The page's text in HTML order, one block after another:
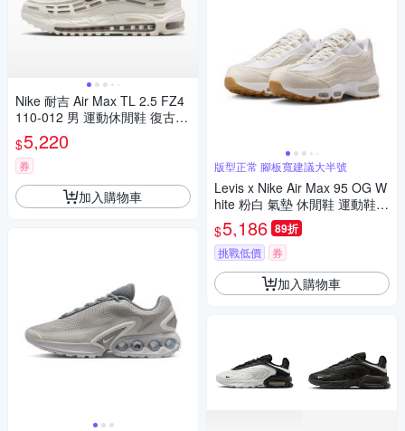
Nike 耐吉 Air Max TL 2.5 FZ4
110-012 男 運動休閒鞋 復古鞋
氣墊 緩震 米白 棕
$5,220
券
加入購物車
版型正常 腳板寬建議大半號
Levis x Nike Air Max 95 OG W
hite 粉白 氣墊 休閒鞋 運動鞋
男鞋 HM4743-100
$5,186 89折
挑戰低價 券
加入購物車